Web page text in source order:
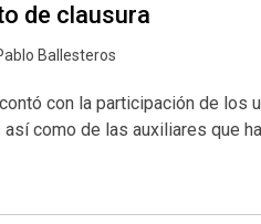
de clausura
Ballesteros
con la participación de los
como de las auxiliares que